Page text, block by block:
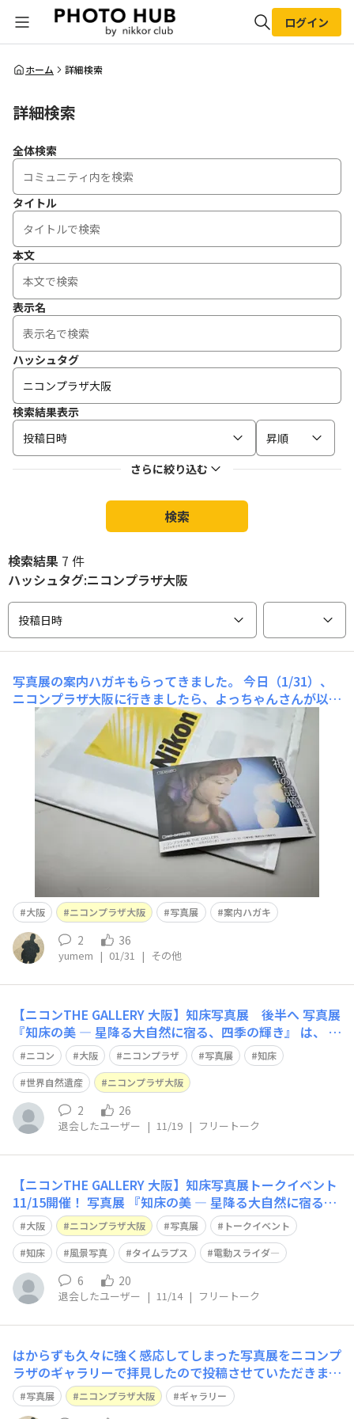
全体検索
ログイン
ホーム 詳細検索
詳細検索
全体検索
タイトル
本文
表示名
ハッシュタグ
検索結果表示
投稿日時
昇順
さらに絞り込む
検索
検索結果 7 件
ハッシュタグ:ニコンプラザ大阪
投稿日時
写真展の案内ハガキもらってきました。 今日（1/31）、
ニコンプラザ大阪に行きましたら、よっちゃんさんが以
前、メンバーズ・トークに投稿・告知されていましたTHE
GALLERYでの写真展「住吉聡写真展『祈りの記憶』」の
案内ハガキが置いてありました。印刷物になると、また印
象が変わってくるものなんですね。柔らかい線の感じと色
合いがとても素敵
大阪 ニコンプラザ大阪 写真展 案内ハガキ
2 36
yumem | 01/31 | その他
【ニコンTHE GALLERY 大阪】知床写真展 後半へ 写真展
『知床の美 ― 星降る大自然に宿る、四季の輝き』 は、 1
1/13 から大阪会場がスタートし、いよいよ後半日程に入
って来ました。 連日 多くのお客様にお越しいただき、
心より御礼申し上げます。 大阪会場は11/26まで。（日曜
休館） 今
ニコン 大阪 ニコンプラザ 写真展
知床
世界自然遺産
ニコンプラザ大阪
2 26
退会したユーザー | 11/19 | フリートーク
【ニコンTHE GALLERY 大阪】知床写真展トークイベント
11/15開催！ 写真展 『知床の美 ― 星降る大自然に宿る、
四季の輝き』 は、昨日 11/13 から大阪会場がスタートし
ました。 平日にも関わらず、初日から多くのお客様にお
越しいただき、心より御礼申し上げます。 明日 11月15日
(土
大阪 ニコンプラザ大阪 写真展
トークイベント
知床
風景写真 タイムラプス 電動スライダ―
6 20
退会したユーザー | 11/14 | フリートーク
はからずも久々に強く感応してしまった写真展をニコンプ
ラザのギャラリーで拝見したので投稿させていただきま
す。 その写真展は、ニコンプラザ大阪で開催中（5/15～2
8）の小柴一良氏の写真展「水俣物語 MINAMATA STORY
写真展 ニコンプラザ大阪 ギャラリー